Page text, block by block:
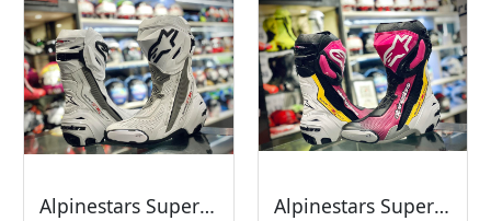
Alpinestars Supertech R V2 Alpinestars Supertech R V2 Black Magenta White Yellow